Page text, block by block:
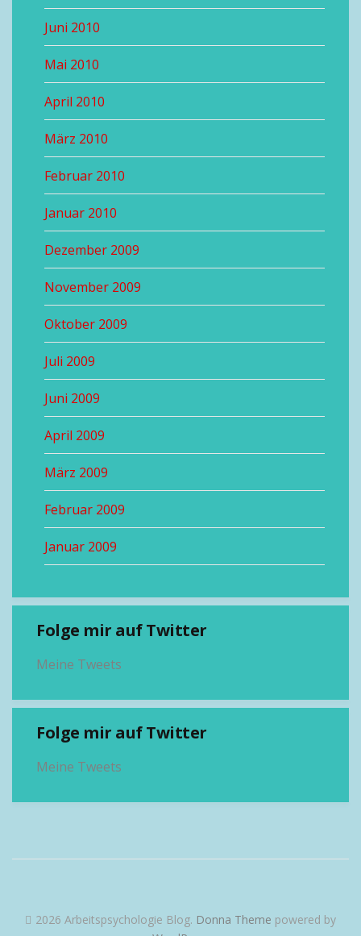
Juni 2010
Mai 2010
April 2010
März 2010
Februar 2010
Januar 2010
Dezember 2009
November 2009
Oktober 2009
Juli 2009
Juni 2009
April 2009
März 2009
Februar 2009
Januar 2009
Folge mir auf Twitter
Meine Tweets
Folge mir auf Twitter
Meine Tweets
2026 Arbeitspsychologie Blog. Donna Theme powered by